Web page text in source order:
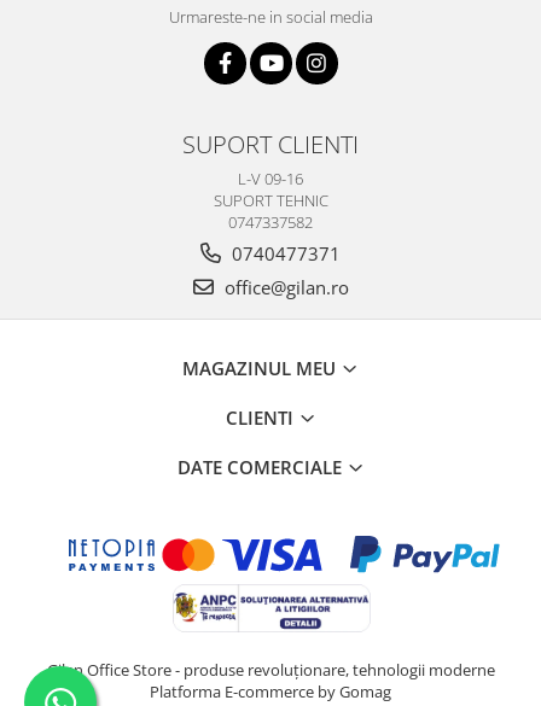
Urmareste-ne in social media
SUPORT CLIENTI
L-V 09-16
SUPORT TEHNIC
0747337582
0740477371
office@gilan.ro
MAGAZINUL MEU
CLIENTI
DATE COMERCIALE
Gilan Office Store - produse revoluționare, tehnologii moderne
Platforma E-commerce by Gomag